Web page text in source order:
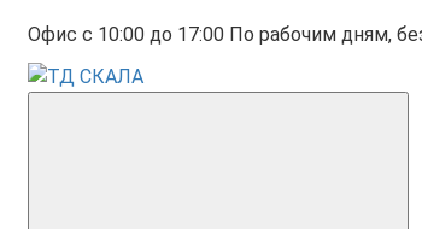
Офис с 10:00 до 17:00 По рабочим дням,